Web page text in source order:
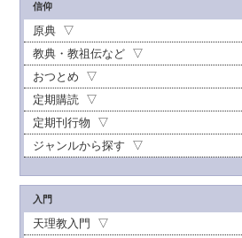
信仰
原典
教典・教祖伝など
おつとめ
定期購読
定期刊行物
ジャンルから探す
入門
天理教入門